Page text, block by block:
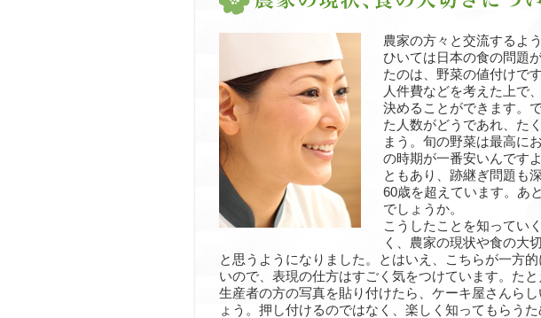
農家の方々と交流するよ
ひいては日本の食の問題
たのは、野菜の値付けで
人件費などを考えた上で
決めることができます。
た人数がどうであれ、た
まう。旬の野菜は最高に
の時期が一番安いんです
ともあり、跡継ぎ問題も
60歳を超えています。あ
でしょうか。
こうしたことを知ってい
く、農家の現状や食の大
と思うようになりました。とはいえ、こちらが一方
いので、表現の仕方はすごく気をつけています。た
生産者の方の写真を貼り付けたら、ケーキ屋さんら
ょう。押し付けるのではなく、楽しく知ってもらう